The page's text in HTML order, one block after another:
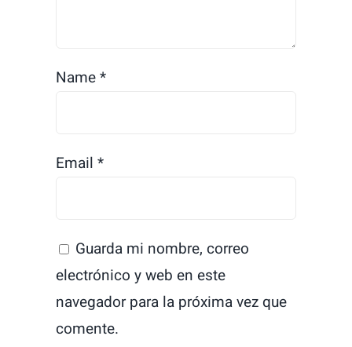
Name*
Email *
Guarda mi nombre, correo
electrónico y web en este
navegador para la próxima vez que
comente.